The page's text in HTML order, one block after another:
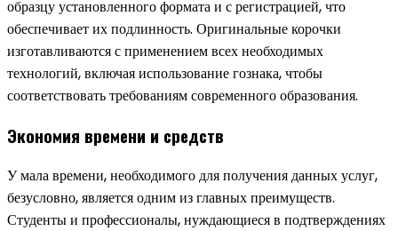
образцу установленного формата и с регистрацией, что
обеспечивает их подлинность. Оригинальные корочки
изготавливаются с применением всех необходимых
технологий, включая использование гознака, чтобы
соответствовать требованиям современного образования.
Экономия времени и средств
У мала времени, необходимого для получения данных услуг,
безусловно, является одним из главных преимуществ.
Студенты и профессионалы, нуждающиеся в подтверждениях